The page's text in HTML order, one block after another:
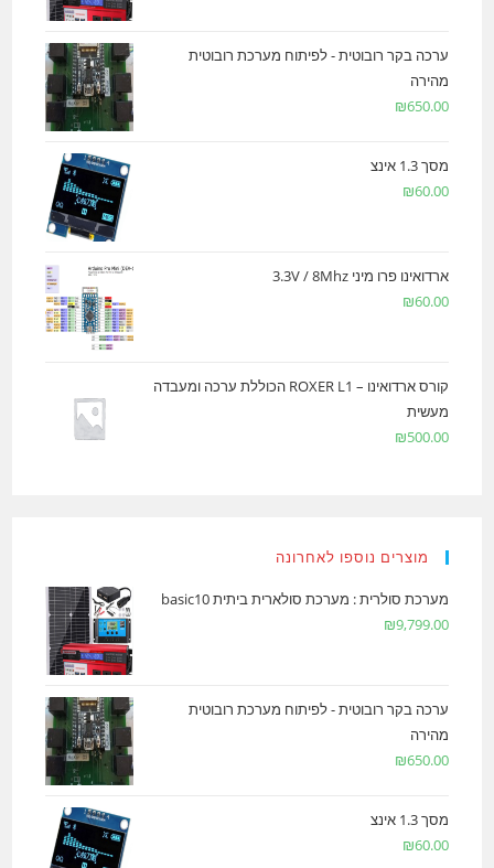
ערכה בקר רובוטית - לפיתוח מערכת רובוטית
מהירה
₪650.00
מסך 1.3 אינצ
₪60.00
ארדואינו פרו מיני 3.3V / 8Mhz
₪60.00
קורס ארדואינו – ROXER L1 הכוללת ערכה ומעבדה
מעשית
₪500.00
מוצרים נוספו לאחרונה
מערכת סולרית : מערכת סולארית ביתית basic10
₪9,799.00
ערכה בקר רובוטית - לפיתוח מערכת רובוטית
מהירה
₪650.00
מסך 1.3 אינצ
₪60.00